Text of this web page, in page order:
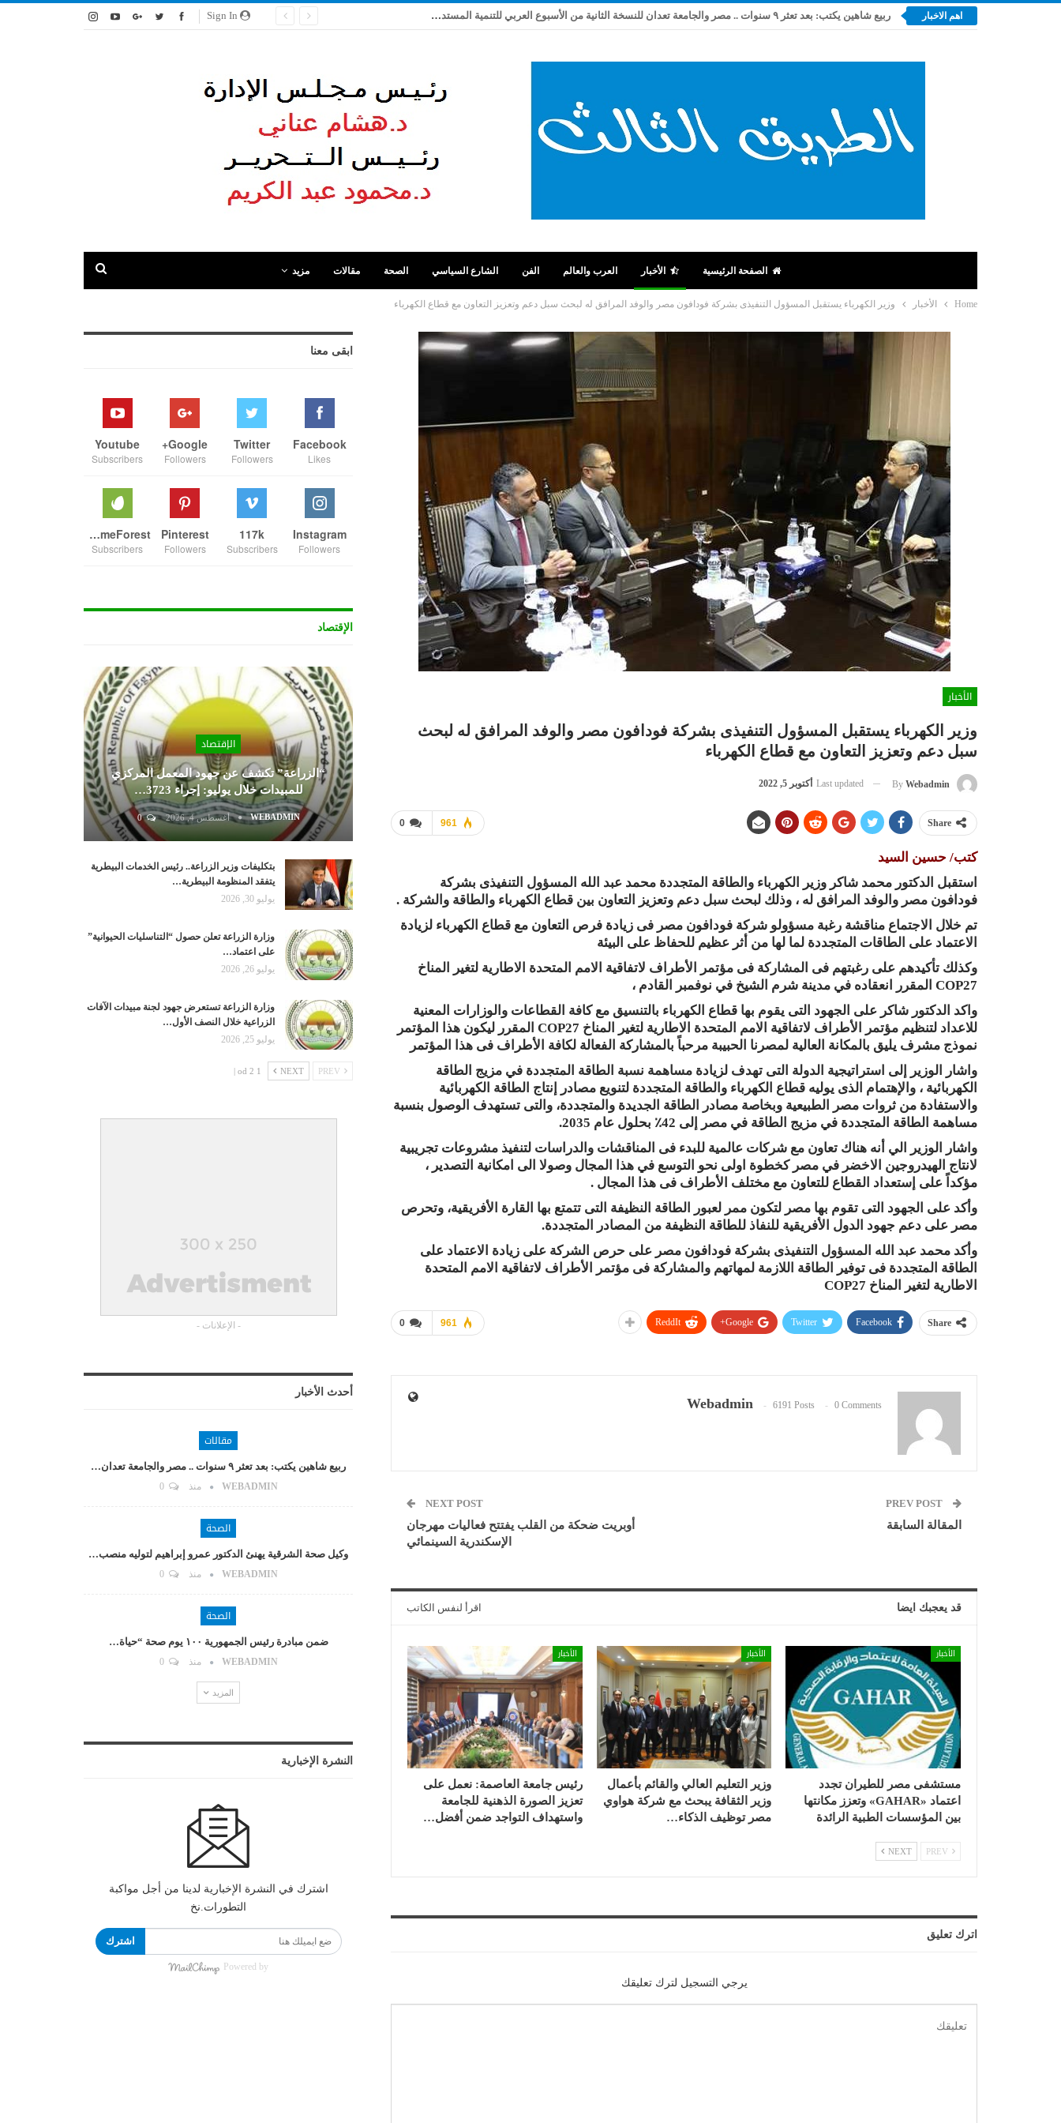
اهم الاخبار ربيع شاهين يكتب: بعد تعثر ٩ سنوات .. مصر والجامعة تعدان للنسخة الثانية من الأسبوع العربي للتنمية المستدامة
الصفحة الرئيسية الأخبار العرب والعالم الفن الشارع السياسي الصحة مقالات مزيد
Home الأخبار وزير الكهرباء يستقبل المسؤول التنفيذى بشركة فودافون مصر والوفد المرافق له لبحث سبل دعم وتعزيز التعاون مع قطاع الكهرباء
الأخبار
وزير الكهرباء يستقبل المسؤول التنفيذى بشركة فودافون مصر والوفد المرافق له لبحث
سبل دعم وتعزيز التعاون مع قطاع الكهرباء
By Webadmin
Last updated أكتوبر 5, 2022
0 961 Share
كتب/ حسين السيد
استقبل الدكتور محمد شاكر وزير الكهرباء والطاقة المتجددة محمد عبد الله المسؤول التنفيذى بشركة
فودافون مصر والوفد المرافق له ، وذلك لبحث سبل دعم وتعزيز التعاون بين قطاع الكهرباء والطاقة والشركة .
تم خلال الاجتماع مناقشة رغبة مسؤولو شركة فودافون مصر فى زيادة فرص التعاون مع قطاع الكهرباء لزيادة
الاعتماد على الطاقات المتجددة لما لها من أثر عظيم للحفاظ على البيئة
وكذلك تأكيدهم على رغبتهم فى المشاركة فى مؤتمر الأطراف لاتفاقية الامم المتحدة الاطارية لتغير المناخ
COP27 المقرر انعقاده في مدينة شرم الشيخ في نوفمبر القادم ،
واكد الدكتور شاكر على الجهود التى يقوم بها قطاع الكهرباء بالتنسيق مع كافة القطاعات والوزارات المعنية
للاعداد لتنظيم مؤتمر الأطراف لاتفاقية الامم المتحدة الاطارية لتغير المناخ COP27 المقرر ليكون هذا المؤتمر
نموذج مشرف يليق بالمكانة العالية لمصرنا الحبيبة مرحباً بالمشاركة الفعالة لكافة الأطراف فى هذا المؤتمر
واشار الوزير إلى استراتيجية الدولة التى تهدف لزيادة مساهمة نسبة الطاقة المتجددة في مزيج الطاقة
الكهربائية ، والإهتمام الذى يوليه قطاع الكهرباء والطاقة المتجددة لتنويع مصادر إنتاج الطاقة الكهربائية
والاستفادة من ثروات مصر الطبيعية وبخاصة مصادر الطاقة الجديدة والمتجددة، والتى تستهدف الوصول بنسبة
مساهمة الطاقة المتجددة في مزيج الطاقة في مصر إلى 42٪ بحلول عام 2035.
واشار الوزير الي أنه هناك تعاون مع شركات عالمية للبدء فى المناقشات والدراسات لتنفيذ مشروعات تجريبية
لانتاج الهيدروجين الاخضر في مصر كخطوة اولى نحو التوسع في هذا المجال وصولا الى امكانية التصدير ،
مؤكداً على إستعداد القطاع للتعاون مع مختلف الأطراف فى هذا المجال .
وأكد على الجهود التى تقوم بها مصر لتكون ممر لعبور الطاقة النظيفة التى تتمتع بها القارة الأفريقية، وتحرص
مصر على دعم جهود الدول الأفريقية للنفاذ للطاقة النظيفة من المصادر المتجددة.
وأكد محمد عبد الله المسؤول التنفيذى بشركة فودافون مصر على حرص الشركة على زيادة الاعتماد على
الطاقة المتجددة فى توفير الطاقة اللازمة لمهاتهم والمشاركة فى مؤتمر الأطراف لاتفاقية الامم المتحدة
الاطارية لتغير المناخ COP27
0 961 Share
Facebook
Twitter
Google+
ReddIt
Webadmin 6191 Posts 0 Comments
المقالة السابقة
NEXT POST
أوبريت ضحكة من القلب يفتتح فعاليات مهرجان
الإسكندرية السينمائي
قد يعجبك ايضا اقرأ لنفس الكاتب
الأخبار
مستشفى مصر للطيران تجدد
اعتماد «GAHAR» وتعزز مكانتها
بين المؤسسات الطبية الرائدة
الأخبار
وزير التعليم العالي والقائم بأعمال
وزير الثقافة يبحث مع شركة هواوي
مصر توظيف الذكاء…
الأخبار
رئيس جامعة العاصمة: نعمل على
تعزيز الصورة الذهنية للجامعة
واستهداف التواجد ضمن أفضل…
NEXT
اترك تعليق
يرجي التسجيل لترك تعليقك
ابقى معنا
Facebook
Likes
Twitter
Followers
Google+
Followers
Youtube
Subscribers
Instagram
Followers
117k
Subscribers
Pinterest
Followers
ThemeForest
Subscribers
الإقتصاد
الإقتصاد
“الزراعة” تكشف عن جهود المعمل المركزي
للمبيدات خلال يوليو: إجراء 3723…
WEBADMIN أغسطس 4, 2026 0
بتكليفات وزير الزراعة.. رئيس الخدمات البيطرية
يتفقد المنظومة البيطرية…
يوليو 30, 2026
وزارة الزراعة تعلن حصول “التناسليات الحيوانية”
على اعتماد…
يوليو 26, 2026
وزارة الزراعة تستعرض جهود لجنة مبيدات الآفات
الزراعية خلال النصف الأول…
يوليو 25, 2026
NEXT
1 od 2 |
- الإعلانات -
أحدث الأخبار
مقالات
ربيع شاهين يكتب: بعد تعثر ٩ سنوات .. مصر والجامعة تعدان…
WEBADMIN منذ 0
الصحة
وكيل صحة الشرقية يهنئ الدكتور عمرو إبراهيم لتوليه منصب…
WEBADMIN منذ 0
الصحة
ضمن مبادرة رئيس الجمهورية ١٠٠ يوم صحة “حياة…
WEBADMIN منذ 0
المزيد
النشرة الإخبارية
اشترك في النشرة الإخبارية لدينا من أجل مواكبة
التطورات.نخ
اشترك
Powered by